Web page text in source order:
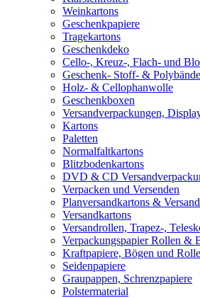
Weinkartons
Geschenkpapiere
Tragekartons
Geschenkdeko
Cello-, Kreuz-, Flach- und
Geschenk- Stoff- &
Holz- & Cellophanwolle
Geschenkboxen
Versandverpackungen,
Kartons
Paletten
Normalfaltkartons
Blitzbodenkartons
DVD & CD
Verpacken und Versenden
Planversandkartons &
Versandkartons
Versandrollen, Trapez-,
Verpackungspapier Rollen &
Kraftpapiere, Bögen und
Seidenpapiere
Graupappen, Schrenzpapiere
Polstermaterial